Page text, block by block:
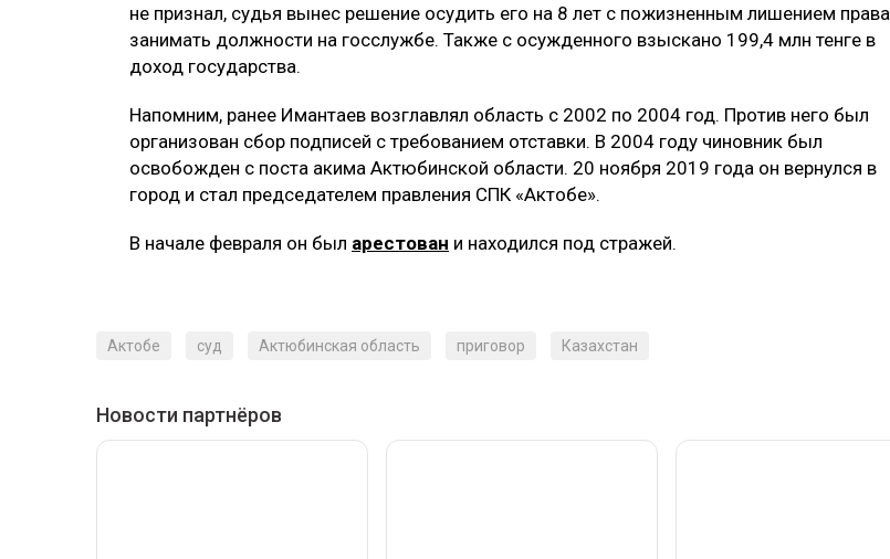
не признал, судья вынес решение осудить его на 8 лет с пожизненным лишением права
занимать должности на госслужбе. Также с осужденного взыскано 199,4 млн тенге в
доход государства.
Напомним, ранее Имантаев возглавлял область с 2002 по 2004 год. Против него был
организован сбор подписей с требованием отставки. В 2004 году чиновник был
освобожден с поста акима Актюбинской области. 20 ноября 2019 года он вернулся в
город и стал председателем правления СПК «Актобе».
В начале февраля он был арестован и находился под стражей.
Актобе суд Актюбинская область приговор Казахстан